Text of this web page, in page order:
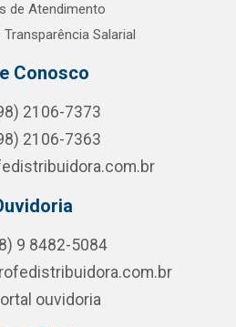
de Atendimento
Salarial
Conosco
2106-7373
2106-7363
9 8482-5084
ouvidoria